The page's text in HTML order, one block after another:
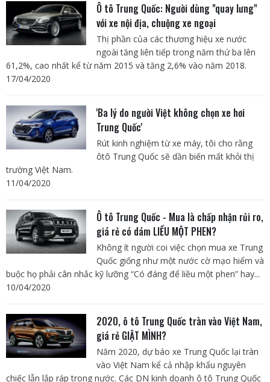
Ô tô Trung Quốc: Người dùng "quay lưng"
với xe nội địa, chuộng xe ngoại
Thị phần của các thương hiệu xe nước
ngoài tăng liên tiếp trong năm thứ ba lên
61,2%, cao nhất kể từ năm 2015 và tăng 2,6% vào năm 2018.
17/04/2020
'Ba lý do người Việt không chọn xe hơi
Trung Quốc'
Rút kinh nghiệm từ xe máy, tôi cho rằng
ôtô Trung Quốc sẽ dần biến mất khỏi thị
trường Việt Nam.
11/04/2020
Ô tô Trung Quốc - Mua là chấp nhận rủi ro,
giá rẻ có dám LIỀU MỘT PHEN?
Không ít người coi việc chọn mua xe Trung
Quốc giống như một nước cờ mạo hiểm và
buộc họ phải cân nhắc kỹ lưỡng “Có đáng để liều một phen” hay...
10/04/2020
2020, ô tô Trung Quốc tràn vào Việt Nam,
giá rẻ GIẬT MÌNH?
Năm 2020, dự báo xe Trung Quốc lại tràn
vào Việt Nam kể cả nhập khẩu nguyên
chiếc lẫn lắp ráp trong nước. Các DN kinh doanh ô tô Trung Quốc